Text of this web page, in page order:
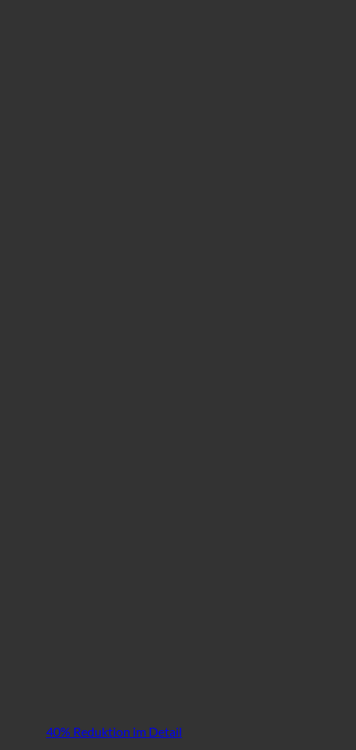
40% Reduktion im Detail